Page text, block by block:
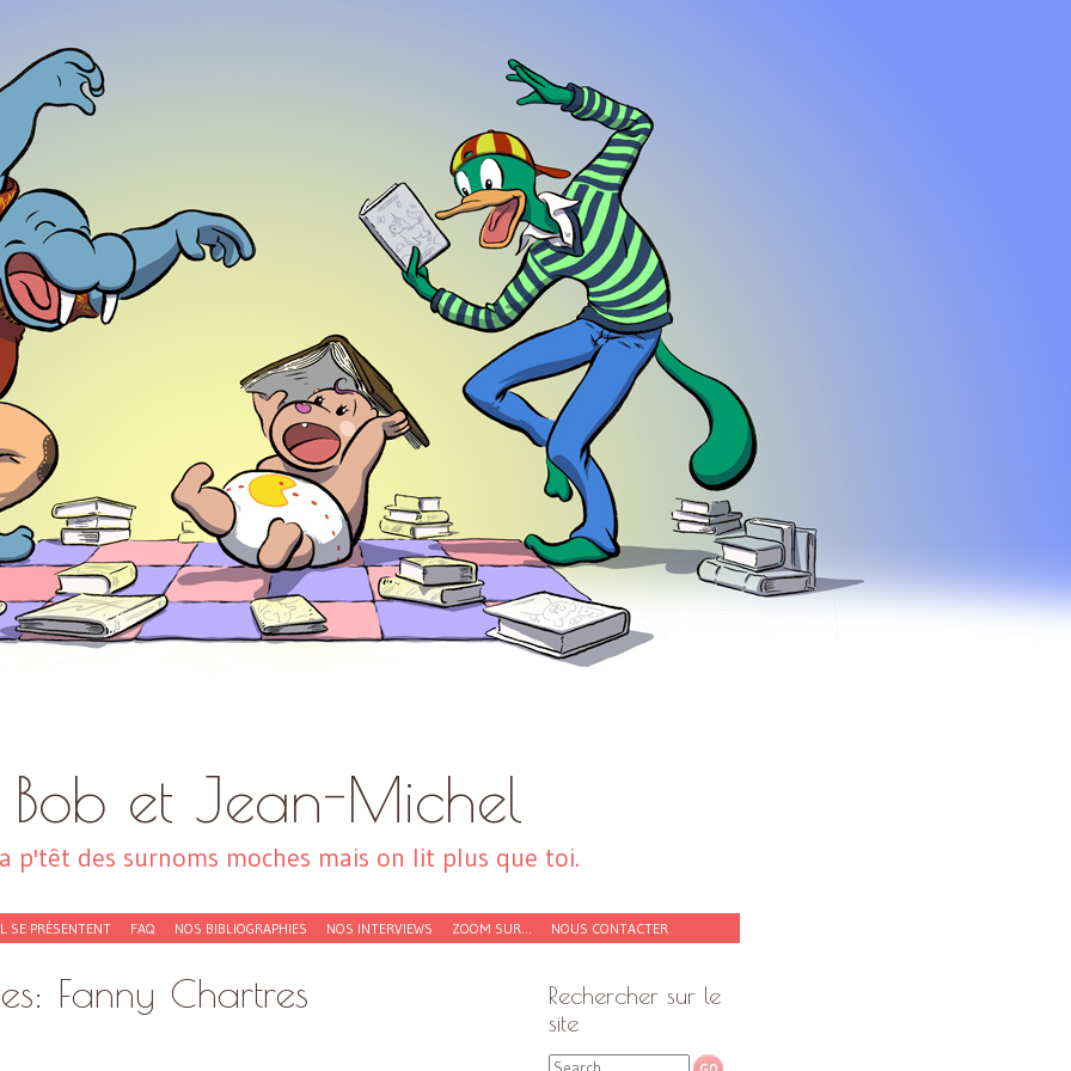
Bob et Jean-Michel
p'têt des surnoms moches mais on lit plus que toi.
SE PRÉSENTENT FAQ NOS BIBLIOGRAPHIES NOS INTERVIEWS ZOOM SUR… NOUS CONTACTER
Fanny Chartres
Rechercher sur le
site
Search